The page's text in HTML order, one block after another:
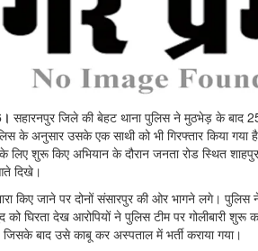
सहारनपुर जिले की बेहट थाना पुलिस ने मुठभेड़ के बाद
के अनुसार उसके एक साथी को भी गिरफ्तार किया गया
लिए शुरू किए अभियान के दौरान जनता रोड स्थित
दिखे।
किए जाने पर दोनों संसारपुर की ओर भागने लगे।
घिरता देख आरोपियों ने पुलिस टीम पर गोलीबारी शुरू
बाद उसे काबू कर अस्पताल में भर्ती कराया गया।